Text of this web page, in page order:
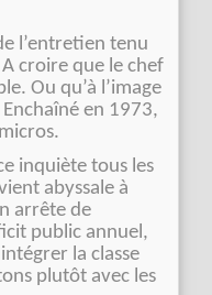
l’entretien tenu
croire que le chef
Ou qu’à l’image
en 1973,
inquiète tous les
abyssale à
arrête de
public annuel,
la classe
plutôt avec les